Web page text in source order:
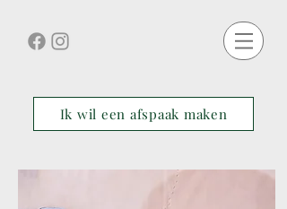
Ik wil een afspaak maken